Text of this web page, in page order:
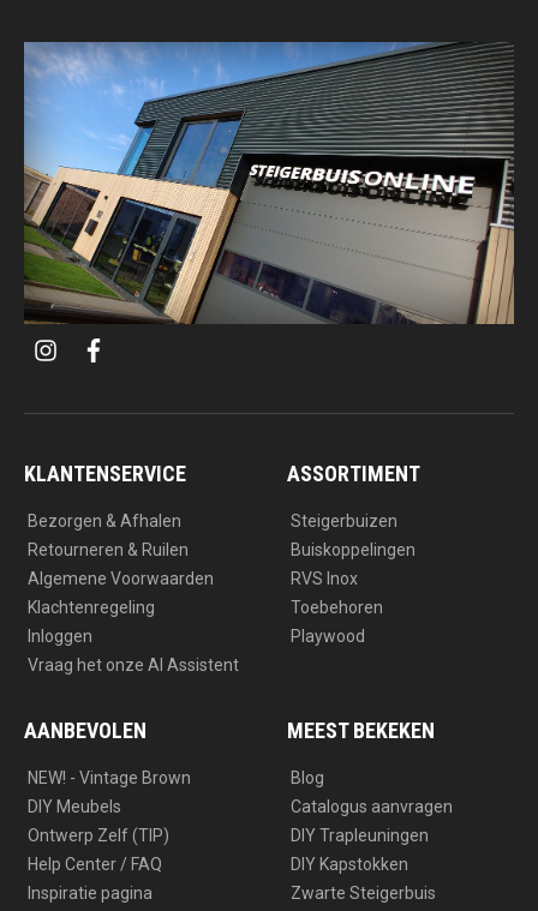
i
t
a
f
e
k
KLANTENSERVICE
Bezorgen & Afhalen
Retourneren & Ruilen
Algemene Voorwaarden
Klachtenregeling
Inloggen
Vraag het onze AI Assistent
ASSORTIMENT
Steigerbuizen
Buiskoppelingen
RVS Inox
Toebehoren
Playwood
AANBEVOLEN
NEW! - Vintage Brown
DIY Meubels
Ontwerp Zelf (TIP)
Help Center / FAQ
Inspiratie pagina
MEEST BEKEKEN
Blog
Catalogus aanvragen
DIY Trapleuningen
DIY Kapstokken
Zwarte Steigerbuis